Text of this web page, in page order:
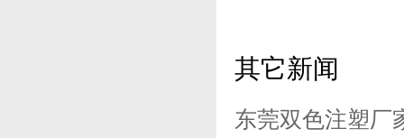
其它新闻
东莞双色注塑厂